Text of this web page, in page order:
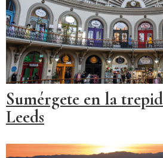
Sumérgete en la
Leeds